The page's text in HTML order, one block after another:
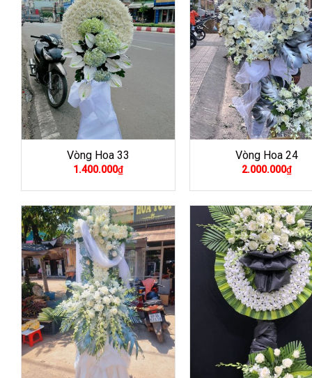
Vòng Hoa 33
1.400.000₫
Vòng Hoa 24
2.000.000₫